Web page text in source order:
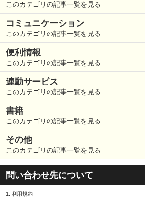
このカテゴリの記事一覧を見る
コミュニケーション
このカテゴリの記事一覧を見る
便利情報
このカテゴリの記事一覧を見る
連動サービス
このカテゴリの記事一覧を見る
書籍
このカテゴリの記事一覧を見る
その他
このカテゴリの記事一覧を見る
問い合わせ先について
1. 利用規約